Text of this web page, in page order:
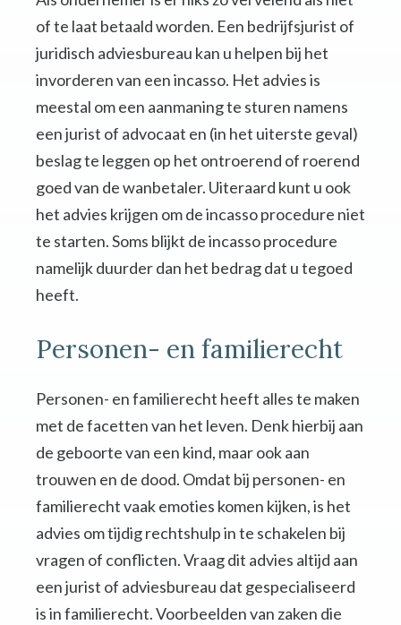
of te laat betaald worden. Een bedrijfsjurist of
juridisch adviesbureau kan u helpen bij het
invorderen van een incasso. Het advies is
meestal om een aanmaning te sturen namens
een jurist of advocaat en (in het uiterste geval)
beslag te leggen op het ontroerend of roerend
goed van de wanbetaler. Uiteraard kunt u ook
het advies krijgen om de incasso procedure niet
te starten. Soms blijkt de incasso procedure
namelijk duurder dan het bedrag dat u tegoed
heeft.
Personen- en familierecht
Personen- en familierecht heeft alles te maken
met de facetten van het leven. Denk hierbij aan
de geboorte van een kind, maar ook aan
trouwen en de dood. Omdat bij personen- en
familierecht vaak emoties komen kijken, is het
advies om tijdig rechtshulp in te schakelen bij
vragen of conflicten. Vraag dit advies altijd aan
een jurist of adviesbureau dat gespecialiseerd
is in familierecht. Voorbeelden van zaken die